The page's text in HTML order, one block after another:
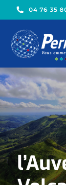
04 76 35